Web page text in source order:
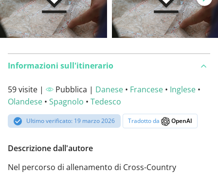
Informazioni sull'itinerario
59 visite | Pubblica | Danese • Francese • Inglese •
Olandese • Spagnolo • Tedesco
Ultimo verificato: 19 marzo 2026 Tradotto da OpenAI
Descrizione dall'autore
Nel percorso di allenamento di Cross-Country